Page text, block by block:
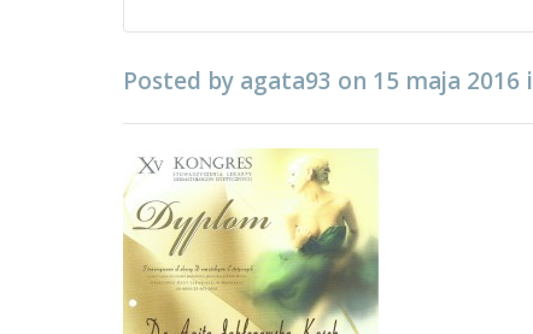
Posted by agata93 on 15 maja 2016